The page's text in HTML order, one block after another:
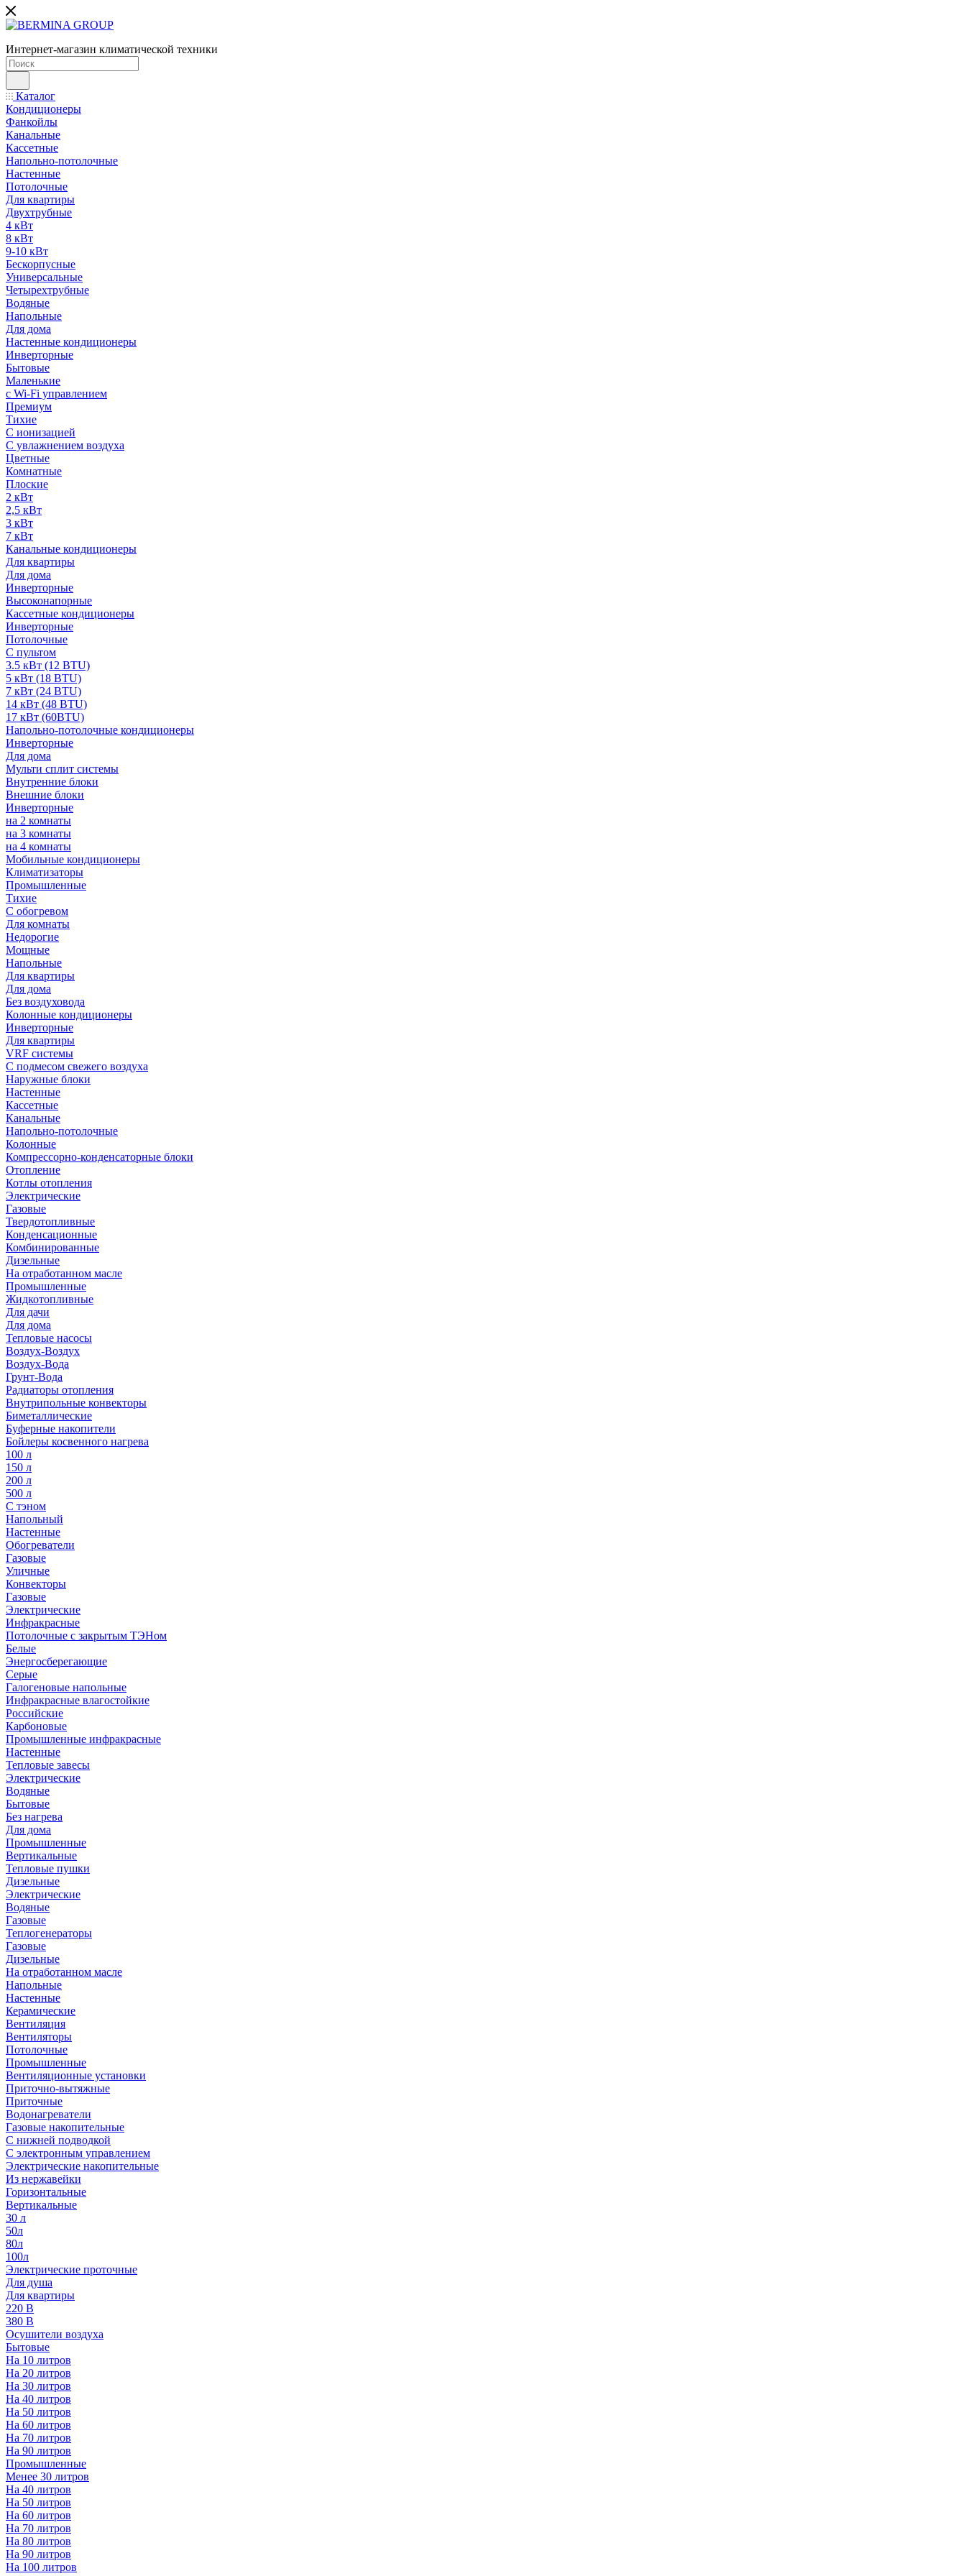
Интернет-магазин климатической техники
Каталог
Кондиционеры
Фанкойлы
Канальные
Кассетные
Напольно-потолочные
Настенные
Потолочные
Для квартиры
Двухтрубные
4 кВт
8 кВт
9-10 кВт
Бескорпусные
Универсальные
Четырехтрубные
Водяные
Напольные
Для дома
Настенные кондиционеры
Инверторные
Бытовые
Маленькие
с Wi-Fi управлением
Премиум
Тихие
С ионизацией
С увлажнением воздуха
Цветные
Комнатные
Плоские
2 кВт
2,5 кВт
3 кВт
7 кВт
Канальные кондиционеры
Для квартиры
Для дома
Инверторные
Высоконапорные
Кассетные кондиционеры
Инверторные
Потолочные
С пультом
3.5 кВт (12 BTU)
5 кВт (18 BTU)
7 кВт (24 BTU)
14 кВт (48 BTU)
17 кВт (60BTU)
Напольно-потолочные кондиционеры
Инверторные
Для дома
Мульти сплит системы
Внутренние блоки
Внешние блоки
Инверторные
на 2 комнаты
на 3 комнаты
на 4 комнаты
Мобильные кондиционеры
Климатизаторы
Промышленные
Тихие
С обогревом
Для комнаты
Недорогие
Мощные
Напольные
Для квартиры
Для дома
Без воздуховода
Колонные кондиционеры
Инверторные
Для квартиры
VRF системы
С подмесом свежего воздуха
Наружные блоки
Настенные
Кассетные
Канальные
Напольно-потолочные
Колонные
Компрессорно-конденсаторные блоки
Отопление
Котлы отопления
Электрические
Газовые
Твердотопливные
Конденсационные
Комбинированные
Дизельные
На отработанном масле
Промышленные
Жидкотопливные
Для дачи
Для дома
Тепловые насосы
Воздух-Воздух
Воздух-Вода
Грунт-Вода
Радиаторы отопления
Внутрипольные конвекторы
Биметаллические
Буферные накопители
Бойлеры косвенного нагрева
100 л
150 л
200 л
500 л
С тэном
Напольный
Настенные
Обогреватели
Газовые
Уличные
Конвекторы
Газовые
Электрические
Инфракрасные
Потолочные с закрытым ТЭНом
Белые
Энергосберегающие
Серые
Галогеновые напольные
Инфракрасные влагостойкие
Российские
Карбоновые
Промышленные инфракрасные
Настенные
Тепловые завесы
Электрические
Водяные
Бытовые
Без нагрева
Для дома
Промышленные
Вертикальные
Тепловые пушки
Дизельные
Электрические
Водяные
Газовые
Теплогенераторы
Газовые
Дизельные
На отработанном масле
Напольные
Настенные
Керамические
Вентиляция
Вентиляторы
Потолочные
Промышленные
Вентиляционные установки
Приточно-вытяжные
Приточные
Водонагреватели
Газовые накопительные
С нижней подводкой
С электронным управлением
Электрические накопительные
Из нержавейки
Горизонтальные
Вертикальные
30 л
50л
80л
100л
Электрические проточные
Для душа
Для квартиры
220 В
380 В
Осушители воздуха
Бытовые
На 10 литров
На 20 литров
На 30 литров
На 40 литров
На 50 литров
На 60 литров
На 70 литров
На 90 литров
Промышленные
Менее 30 литров
На 40 литров
На 50 литров
На 60 литров
На 70 литров
На 80 литров
На 90 литров
На 100 литров